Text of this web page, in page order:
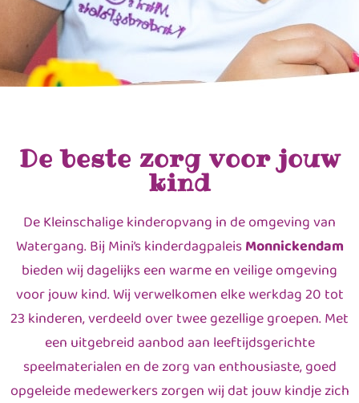
De beste zorg voor jouw
kind
De Kleinschalige kinderopvang in de omgeving van
Watergang. Bij Mini’s kinderdagpaleisMonnickendam
bieden wij dagelijks een warme en veilige omgeving
voor jouw kind. Wij verwelkomen elke werkdag 20 tot
23 kinderen, verdeeld over twee gezellige groepen. Met
een uitgebreid aanbod aan leeftijdsgerichte
speelmaterialen en de zorg van enthousiaste, goed
opgeleide medewerkers zorgen wij dat jouw kindje zich